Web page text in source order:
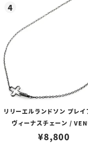
リリーエルランドソン プレイ
ヴィーナスチェーン /
¥8,800